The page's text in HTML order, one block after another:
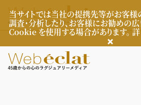
当サイトでは当社の提携先等がお客
調査・分析したり、お客様にお勧めの
Cookie を使用する場合があります。